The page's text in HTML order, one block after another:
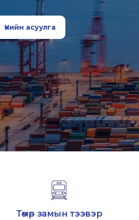
Үнийн асуулга
Төмөр замын тээвэр